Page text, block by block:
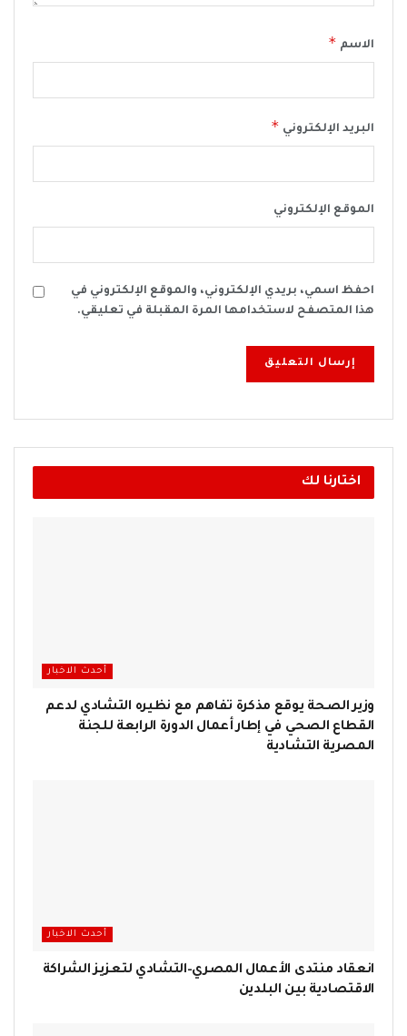
الاسم *
البريد الإلكتروني *
الموقع الإلكتروني
احفظ اسمي، بريدي الإلكتروني، والموقع الإلكتروني في
هذا المتصفح لاستخدامها المرة المقبلة في تعليقي.
اختارنا لك
أحدث الاخبار
وزير الصحة يوقع مذكرة تفاهم مع نظيره التشادي لدعم
القطاع الصحي في إطار أعمال الدورة الرابعة للجنة
المصرية التشادية
أحدث الاخبار
انعقاد منتدى الأعمال المصري–التشادي لتعزيز الشراكة
الاقتصادية بين البلدين